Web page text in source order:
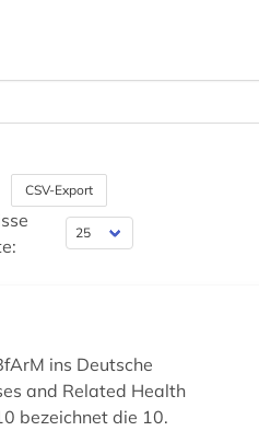
CSV-Export
ins Deutsche
and Related Health
bezeichnet die 10.